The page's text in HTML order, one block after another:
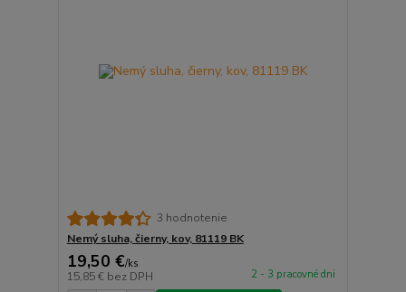
3 hodnotenie
Nemý sluha, čierny, kov, 81119 BK
19,50 €/ks
15,85 € bez DPH 2 - 3 pracovné dni